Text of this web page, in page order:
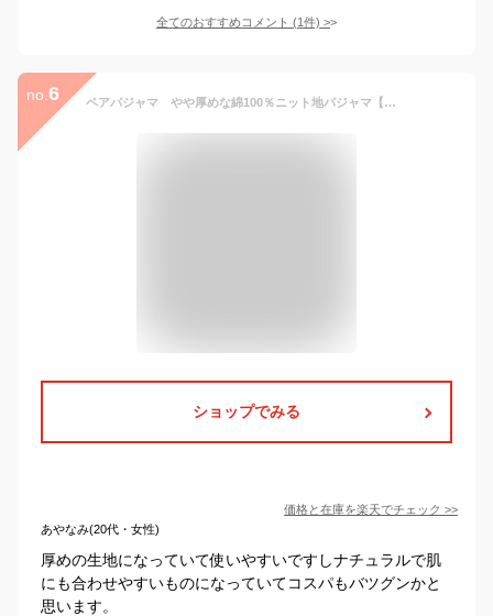
全てのおすすめコメント (1件) >
no. 6 ペアパジャマ やや厚めな綿100％ニット地パジャマ【長袖・長パンツ】【秋冬向き素材】【送料無料】【ブライダルギフト】【結婚祝い】【ギフトパジャマ】【ルームウェア】
ショップでみる
価格と在庫を楽天でチェック >>
あやなみ(20代・女性)
厚めの生地になっていて使いやすいですしナチュラルで肌
にも合わせやすいものになっていてコスパもバツグンかと
思います。